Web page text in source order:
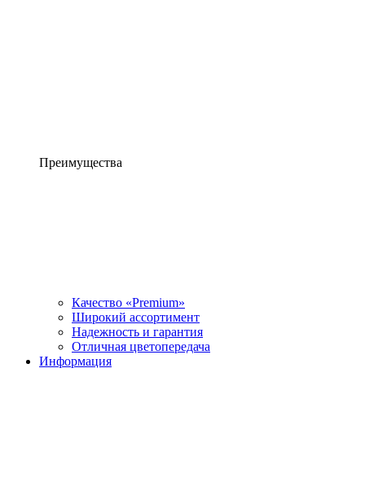
Преимущества
Качество «Premium»
Широкий ассортимент
Надежность и гарантия
Отличная цветопередача
Информация